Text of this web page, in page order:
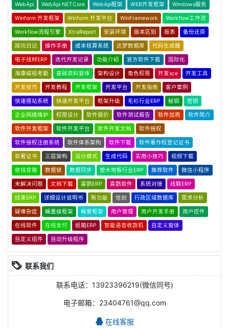
WebApi WebApi NETCore WebApi框架 WEB开发框架 Windows服务
Winform 开发框架 Winform 开发平台 WinFramework Workflow工作流
Workflow流程引擎 XtraReport 安装环境 版本区别 报表 备份还原
踩坑日记 操作手册 成本核算系统 达梦数据库 代码生成器
电子线材ERP 迭代开发记录 功能介绍 官方软件下载 国际化
海康威视考勤 基础资料窗体 架构设计 角色权限 开发sce 开发工具
开发技巧 开发教程 开发框架 开发平台 开发指南 客户案例
快速搭站系统 快速开发平台 框架升级 毛衫行业ERP 秘钥 密钥
企业网络维护 权限设计 软件报价 软件测试报告 软件加壳 软件简介
软件开发框架 软件开发平台 软件开发文档 软件授权
软件授权注册系统 软件体系架构 软件下载 软件著作权登记证书
软著证书 三层架构 设计模式 生成代码 实用小技巧 视频下载
收钱音箱 数据锁 数据同步 塑木地板行业ERP 推荐软件 微信小程序
未解决问题 文档下载 喜鹊ERP 喜鹊软件 系统对接 线联ERP
线束ERP 详细设计说明书 新功能 信创 行政区域数据库 需求分析
疑难杂症 蝇量级框架 蝇量框架 用户管理 用户开发手册 用户控件
在线软件 在线支付 纸箱ERP 智能语音收款机 自定义窗体
自定义组件 自动升级程序
联系我们
联系电话：13923396219(微信同号)
电子邮箱：23404761@qq.com
在线客服